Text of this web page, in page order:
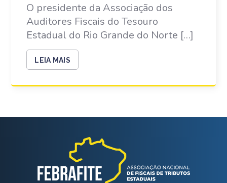
O presidente da Associação dos
Auditores Fiscais do Tesouro
Estadual do Rio Grande do Norte […]
LEIA MAIS